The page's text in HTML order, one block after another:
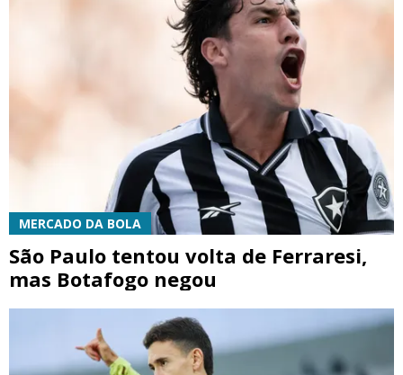
MERCADO DA BOLA
São Paulo tentou volta de Ferraresi,
mas Botafogo negou